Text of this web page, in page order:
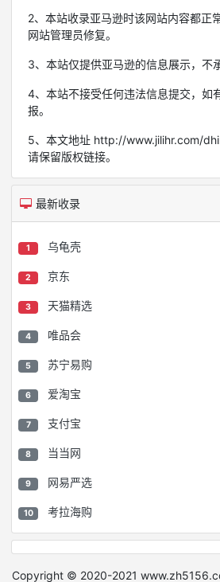
最新收录
1 乌龟壳
2 京东
3 天猫精选
4 唯品会
5 苏宁易购
6 爱淘宝
7 支付宝
8 当当网
9 网易严选
10 考拉海购
2、本站收录亚马逊时该网站内容都正
网站管理员修复。
3、本站仅提供亚马逊的信息展示，不
4、本站不接受任何违法信息提交，如
报。
5、本文地址 http://www.jilihr.com/
请保留版权链接。
Copyright © 2020-2021